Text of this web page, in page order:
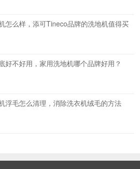
怎么样，添可Tineco品牌的洗地机值得买
好不好用，家用洗地机哪个品牌好用？
浮毛怎么清理，消除洗衣机绒毛的方法